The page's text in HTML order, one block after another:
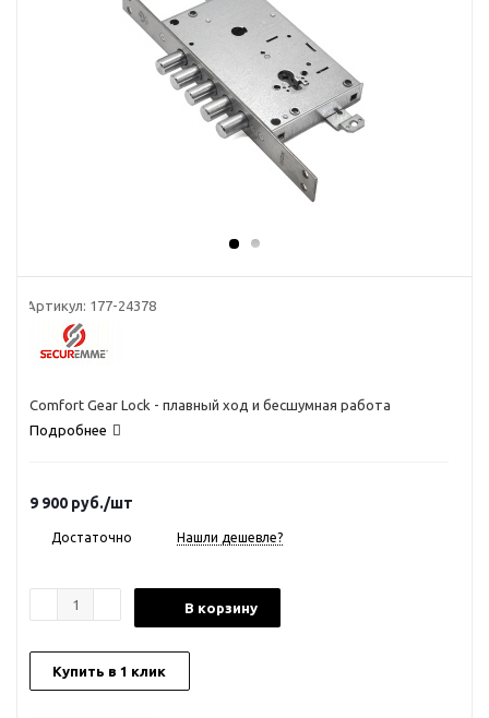
Артикул: 177-24378
Comfort Gear Lock - плавный ход и бесшумная работа
Подробнее
9 900 руб./шт
Достаточно Нашли дешевле?
В корзину
Купить в 1 клик